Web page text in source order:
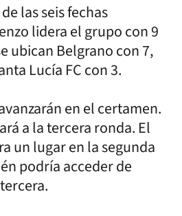
las seis fechas
lidera el grupo con 9
ubican Belgrano con 7,
Lucía FC con 3.
en el certamen.
a la tercera ronda. El
un lugar en la segunda
podría acceder de